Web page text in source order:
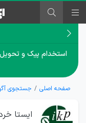
استخدام پیک و تحویل
صفحه اصلی جستجوی
ایستا